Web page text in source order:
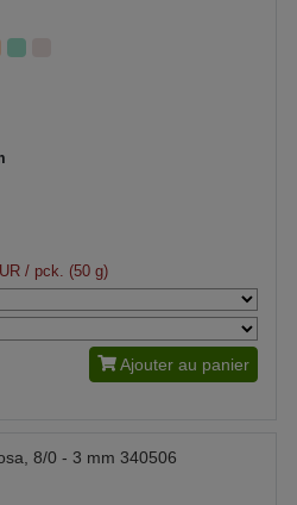
/ pck. (50 g)
Ajouter au panier
8/0 - 3 mm 340506